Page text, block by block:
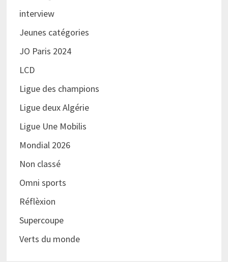
interview
Jeunes catégories
JO Paris 2024
LCD
Ligue des champions
Ligue deux Algérie
Ligue Une Mobilis
Mondial 2026
Non classé
Omni sports
Réflèxion
Supercoupe
Verts du monde